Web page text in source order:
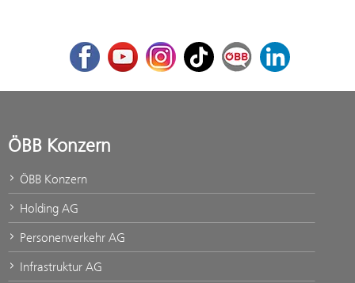
FacebookYoutubeInstagram
TikTok ÖBB Corporate Blog
LinkedIn
ÖBB Konzern
ÖBB Konzern
Holding AG
Personenverkehr AG
Infrastruktur AG